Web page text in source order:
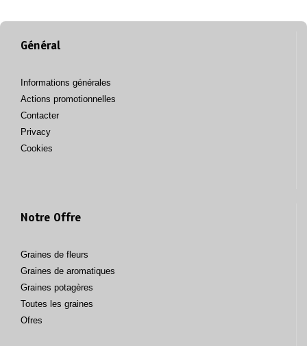
Général
Informations générales
Actions promotionnelles
Contacter
Privacy
Cookies
Notre Offre
Graines de fleurs
Graines de aromatiques
Graines potagères
Toutes les graines
Ofres